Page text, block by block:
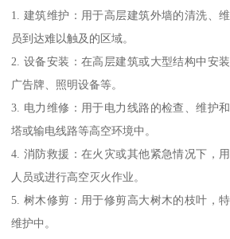
1. 建筑维护：用于高层建筑外墙的清洗、
员到达难以触及的区域。
2. 设备安装：在高层建筑或大型结构中安
广告牌、照明设备等。
3. 电力维修：用于电力线路的检查、维护
塔或输电线路等高空环境中。
4. 消防救援：在火灾或其他紧急情况下，
人员或进行高空灭火作业。
5. 树木修剪：用于修剪高大树木的枝叶，
维护中。